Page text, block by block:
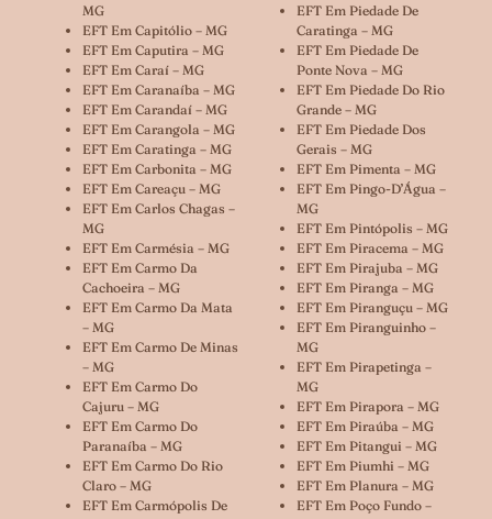
MG
EFT Em Capitólio – MG
EFT Em Caputira – MG
EFT Em Caraí – MG
EFT Em Caranaíba – MG
EFT Em Carandaí – MG
EFT Em Carangola – MG
EFT Em Caratinga – MG
EFT Em Carbonita – MG
EFT Em Careaçu – MG
EFT Em Carlos Chagas –
MG
EFT Em Carmésia – MG
EFT Em Carmo Da
Cachoeira – MG
EFT Em Carmo Da Mata
– MG
EFT Em Carmo De Minas
– MG
EFT Em Carmo Do
Cajuru – MG
EFT Em Carmo Do
Paranaíba – MG
EFT Em Carmo Do Rio
Claro – MG
EFT Em Carmópolis De
EFT Em Piedade De
Caratinga – MG
EFT Em Piedade De
Ponte Nova – MG
EFT Em Piedade Do Rio
Grande – MG
EFT Em Piedade Dos
Gerais – MG
EFT Em Pimenta – MG
EFT Em Pingo-D’Água –
MG
EFT Em Pintópolis – MG
EFT Em Piracema – MG
EFT Em Pirajuba – MG
EFT Em Piranga – MG
EFT Em Piranguçu – MG
EFT Em Piranguinho –
MG
EFT Em Pirapetinga –
MG
EFT Em Pirapora – MG
EFT Em Piraúba – MG
EFT Em Pitangui – MG
EFT Em Piumhi – MG
EFT Em Planura – MG
EFT Em Poço Fundo –